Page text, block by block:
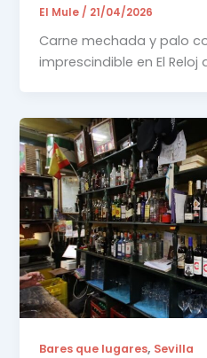
El Mule / 21/04/2026
Carne mechada y palo
imprescindible en El Reloj
Bares que lugares, Sevilla